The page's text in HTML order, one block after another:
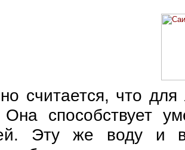
считается, что для
способствует
Эту же воду и